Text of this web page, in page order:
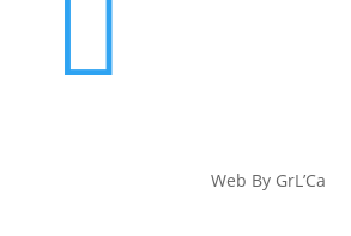

Web By GrL’Ca